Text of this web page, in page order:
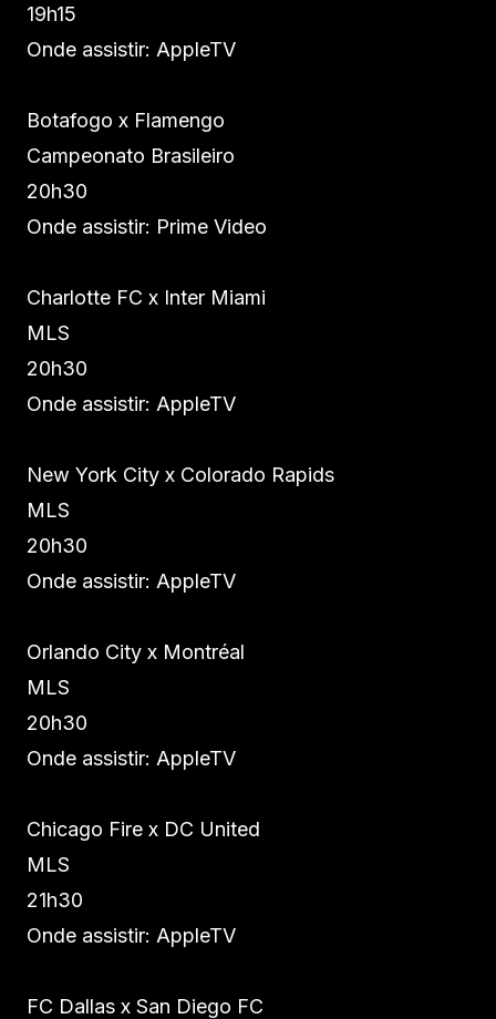
19h15
Onde assistir: AppleTV
Botafogo x Flamengo
Campeonato Brasileiro
20h30
Onde assistir: Prime Video
Charlotte FC x Inter Miami
MLS
20h30
Onde assistir: AppleTV
New York City x Colorado Rapids
MLS
20h30
Onde assistir: AppleTV
Orlando City x Montréal
MLS
20h30
Onde assistir: AppleTV
Chicago Fire x DC United
MLS
21h30
Onde assistir: AppleTV
FC Dallas x San Diego FC